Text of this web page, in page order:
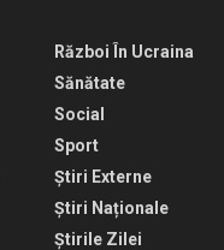
Război În Ucraina
Sănătate
Social
Sport
Știri Externe
Știri Naționale
Știrile Zilei